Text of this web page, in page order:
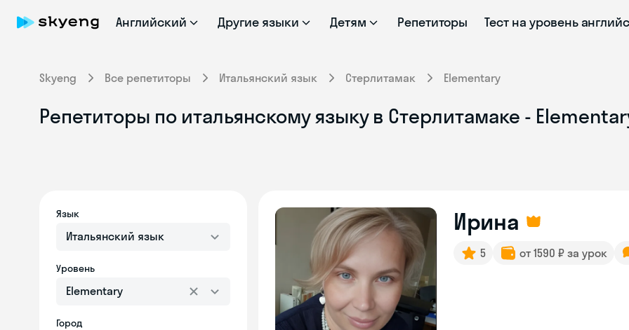
Английский Другие языки Детям Репетиторы Тест на уровень
Skyeng Все репетиторы Итальянский язык Стерлитамак Elementary
Репетиторы по итальянскому языку в Стерлитамаке -
Язык
Итальянский язык
Уровень
Elementary
Город
Ирина
5 от 1590 ₽ за урок